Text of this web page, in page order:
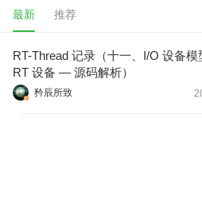
最新 推荐
RT-Thread 记录（十一、I/O 设备模
RT 设备 — 源码解析）
矜辰所致